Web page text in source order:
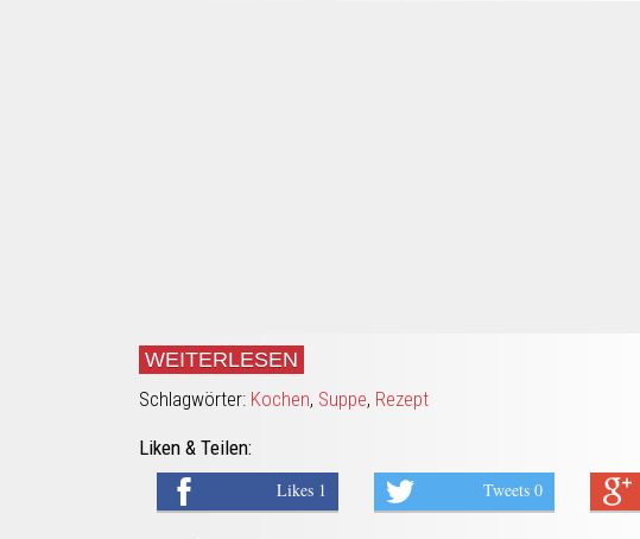
WEITERLESEN
Schlagwörter: Kochen, Suppe, Rezept
Liken & Teilen:
Likes 1 Tweets 0